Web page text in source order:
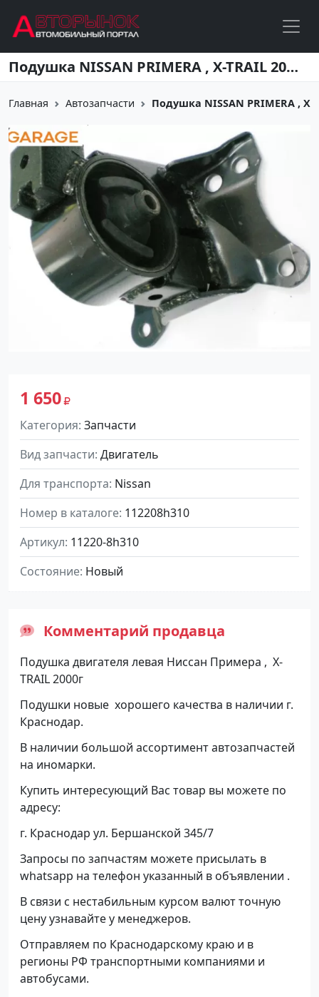
Перейти к основному содержанию Подушка NISSAN PRIMERA , X-TRAIL 2000г Краснодар
Главная Автозапчасти Подушка NISSAN PRIMERA , X-
1 650
Категория Запчасти
Вид запчасти Двигатель
Для транспорта Nissan
Номер в каталоге 112208h310
Артикул 11220-8h310
Состояние Новый
Комментарий продавца
Подушка двигателя левая Ниссан Примера , X-
TRAIL 2000г
Подушки новые хорошего качества в наличии г.
Краснодар.
В наличии большой ассортимент автозапчастей
на иномарки.
Купить интересующий Вас товар вы можете по
адресу:
г. Краснодар ул. Бершанской 345/7
Запросы по запчастям можете присылать в
whatsapp на телефон указанный в объявлении .
В связи с нестабильным курсом валют точную
цену узнавайте у менеджеров.
Отправляем по Краснодарскому краю и в
регионы РФ транспортными компаниями и
автобусами.